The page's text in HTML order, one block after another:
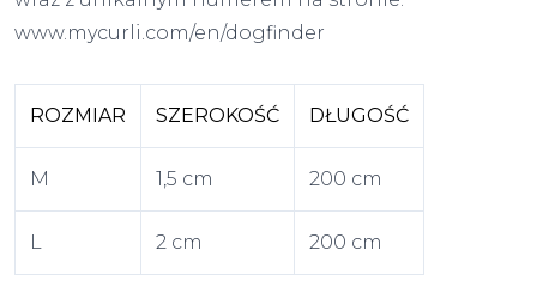
www.mycurli.com/en/dogfinder
ROZMIAR SZEROKOŚĆ DŁUGOŚĆ
M 1,5 cm 200 cm
L 2 cm 200 cm